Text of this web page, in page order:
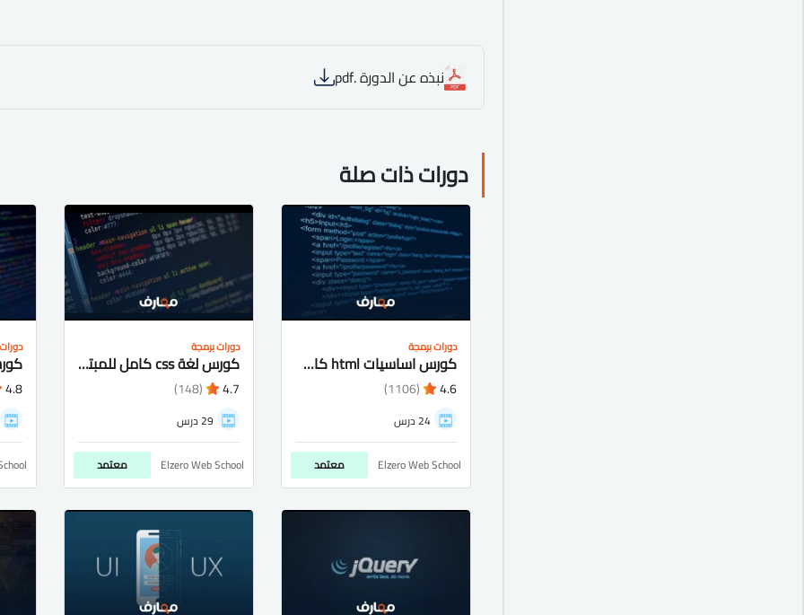
نبذه عن الدورة .pdf
دورات ذات صلة
دورات برمجة
كورس اساسيات html كامل شرح عربى للمبتدئيين
4.6
(1106)
24 درس
Elzero Web School معتمد
دورات برمجة
كورس لغة css كامل للمبتدئيين شرح عربى
4.7
(148)
29 درس
Elzero Web School معتمد
4.8